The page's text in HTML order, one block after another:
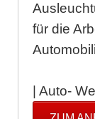
für die
| Auto-